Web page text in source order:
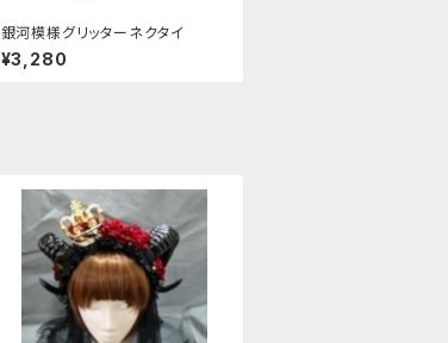
銀河模様グリッターネクタイ
¥3,280